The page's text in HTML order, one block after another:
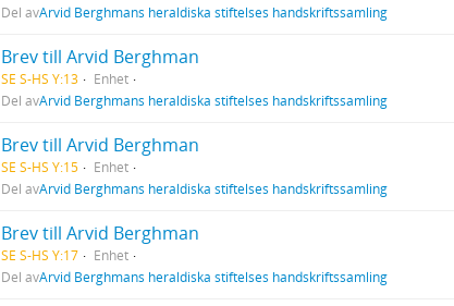
Del avArvid Berghmans heraldiska stiftelses handskriftssamling
Brev till Arvid Berghman
SE S-HS Y:13
Enhet
Del avArvid Berghmans heraldiska stiftelses handskriftssamling
Brev till Arvid Berghman
SE S-HS Y:15
Enhet
Del avArvid Berghmans heraldiska stiftelses handskriftssamling
Brev till Arvid Berghman
SE S-HS Y:17
Enhet
Del avArvid Berghmans heraldiska stiftelses handskriftssamling